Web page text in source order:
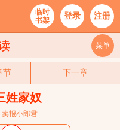
临时
书架
登录 注册
菜单
节 下一章
姓家奴
卖报小郎君